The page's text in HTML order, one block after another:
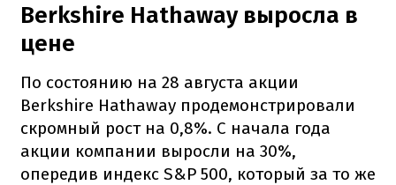
Berkshire Hathaway выросла в
цене
По состоянию на 28 августа акции
Berkshire Hathaway продемонстрировали
скромный рост на 0,8%. С начала года
акции компании выросли на 30%,
опередив индекс S&P 500, который за то же